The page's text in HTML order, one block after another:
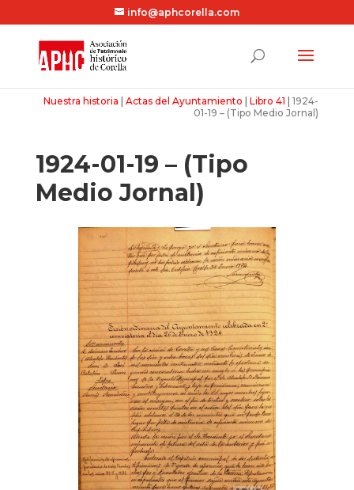
info@aphcorella.com
Nuestra historia |Actas del Ayuntamiento |Libro 41 |1924-
01-19 – (Tipo Medio Jornal)
1924-01-19 – (Tipo
Medio Jornal)